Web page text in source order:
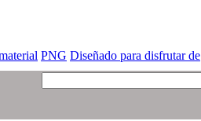
PNG Diseñado para disfrutar de